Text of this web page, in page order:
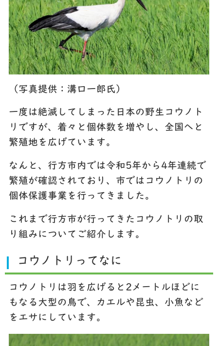
（写真提供：溝口一郎氏）
一度は絶滅してしまった日本の野生コウノト
リですが、着々と個体数を増やし、全国へと
繁殖地を広げています。
なんと、行方市内では令和5年から4年連続で
繁殖が確認されており、市ではコウノトリの
個体保護事業を行ってきました。
これまで行方市が行ってきたコウノトリの取
り組みについてご紹介します。
コウノトリってなに
コウノトリは羽を広げると2メートルほどに
もなる大型の鳥で、カエルや昆虫、小魚など
をエサにしています。